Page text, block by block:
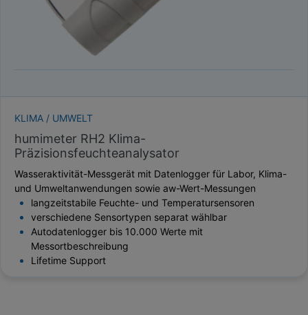
KLIMA / UMWELT
humimeter RH2 Klima-
Präzisionsfeuchteanalysator
Wasseraktivität-Messgerät mit Datenlogger für Labor, Klima-
und Umweltanwendungen sowie aw-Wert-Messungen
langzeitstabile Feuchte- und Temperatursensoren
verschiedene Sensortypen separat wählbar
Autodatenlogger bis 10.000 Werte mit
Messortbeschreibung
Lifetime Support